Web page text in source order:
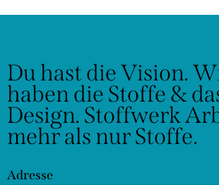
Du hast die Vision.
haben die Stoffe &
Design. Stoffwerk
mehr als nur Stoffe.
Adresse